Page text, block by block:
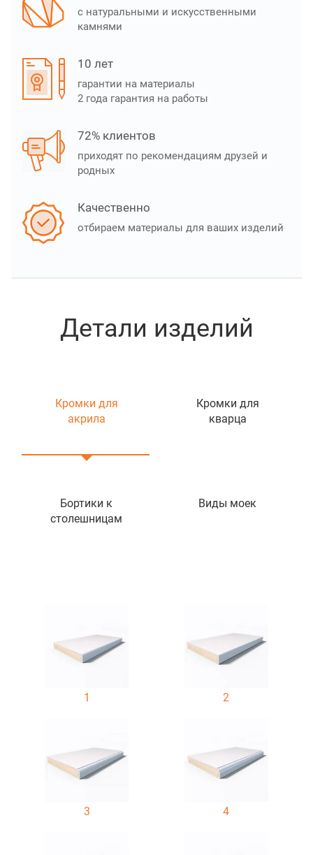
с натуральными и искусственными
камнями
10 лет
гарантии на материалы
2 года гарантия на работы
72% клиентов
приходят по рекомендациям друзей и
родных
Качественно
отбираем материалы для ваших изделий
Детали изделий
Кромки для
акрила
Кромки для
кварца
Бортики к
столешницам
Виды моек
1 2
3 4